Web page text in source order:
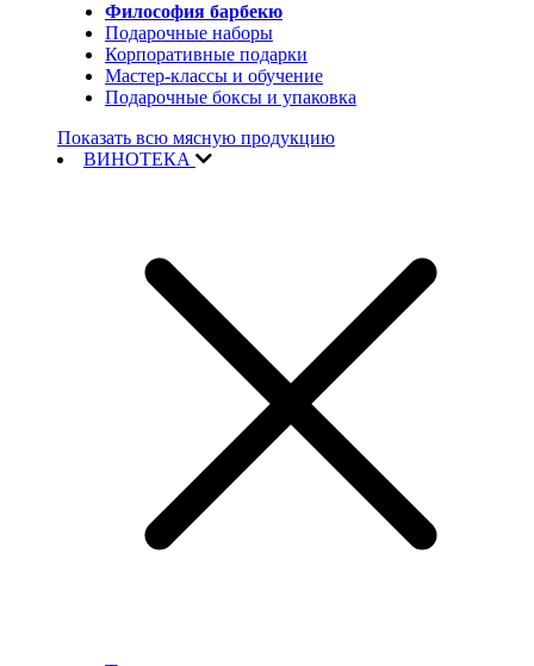
Философия барбекю
Подарочные наборы
Корпоративные подарки
Мастер-классы и обучение
Подарочные боксы и упаковка
Показать всю мясную продукцию
ВИНОТЕКА